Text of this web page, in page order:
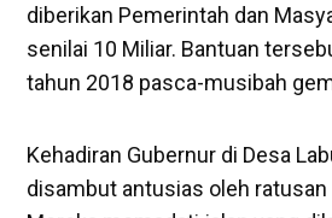
diberikan Pemerintah dan
senilai 10 Miliar. Bantuan
tahun 2018 pasca-musibah
Kehadiran Gubernur di Desa
disambut antusias oleh ratusan